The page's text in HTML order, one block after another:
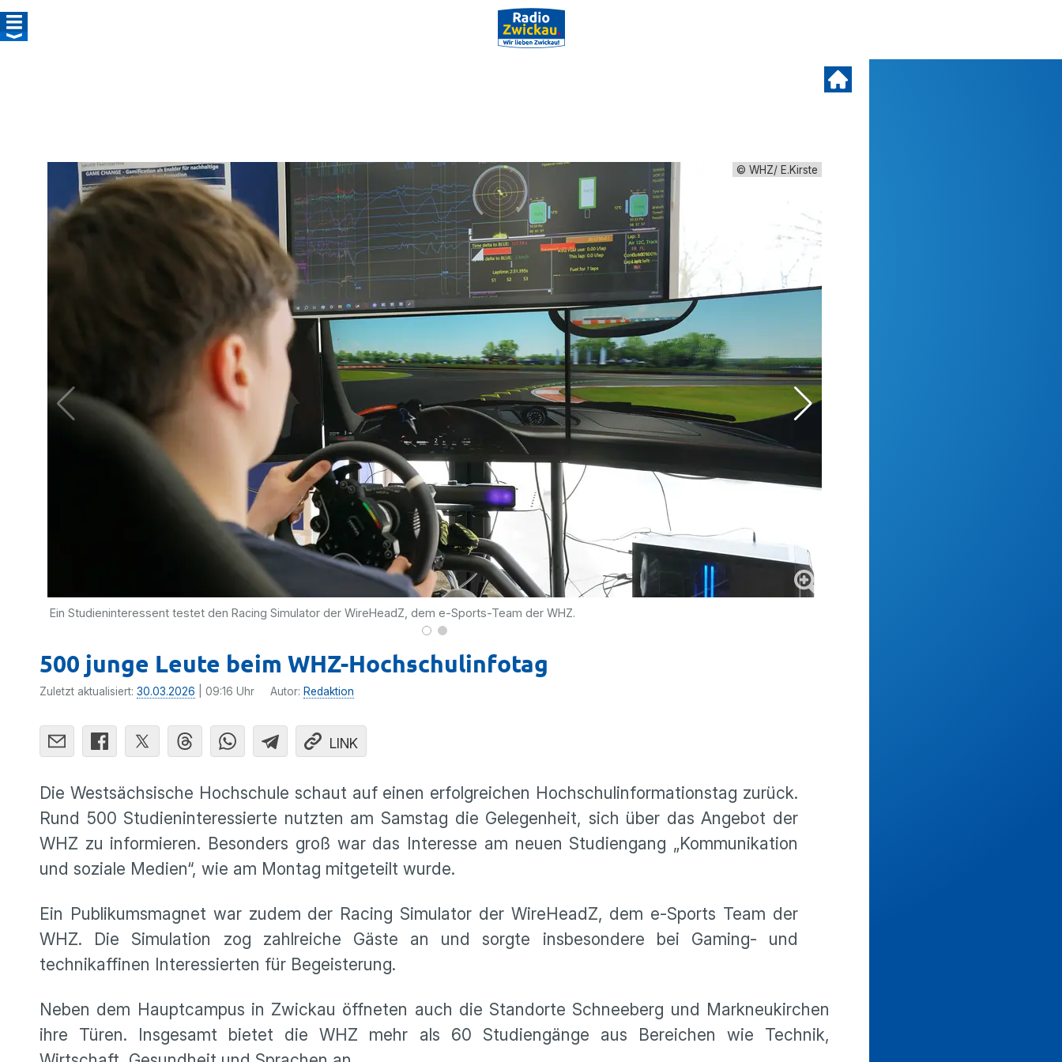
© WHZ/ E.Kirste
Ein Studieninteressent testet den Racing Simulator der WireHeadZ, dem e-Sports-Team der WHZ.
500 junge Leute beim WHZ-Hochschulinfotag
Zuletzt aktualisiert: 30.03.2026 | 09:16 Uhr Autor: Redaktion
LINK
Die Westsächsische Hochschule schaut auf einen erfolgreichen Hochschulinformationstag zurück.
Rund 500 Studieninteressierte nutzten am Samstag die Gelegenheit, sich über das Angebot der
WHZ zu informieren. Besonders groß war das Interesse am neuen Studiengang „Kommunikation
und soziale Medien“, wie am Montag mitgeteilt wurde.
Ein Publikumsmagnet war zudem der Racing Simulator der WireHeadZ, dem e-Sports Team der
WHZ. Die Simulation zog zahlreiche Gäste an und sorgte insbesondere bei Gaming- und
technikaffinen Interessierten für Begeisterung.
Neben dem Hauptcampus in Zwickau öffneten auch die Standorte Schneeberg und Markneukirchen
ihre Türen. Insgesamt bietet die WHZ mehr als 60 Studiengänge aus Bereichen wie Technik,